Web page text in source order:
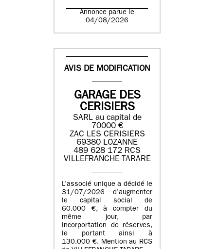
Annonce parue le
04/08/2026
AVIS DE MODIFICATION
GARAGE DES
CERISIERS
SARL au capital de
70000 €
ZAC LES CERISIERS
69380 LOZANNE
489 628 172 RCS
VILLEFRANCHE-TARARE
L’associé unique a décidé le
31/07/2026 d’augmenter
le capital social de
60.000 €, à compter du
même jour, par
incorportation de réserves,
le portant ainsi à
130.000 €. Mention au RCS